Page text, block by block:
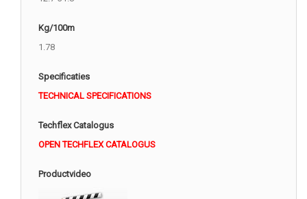
Kg/100m
1.78
Specificaties
TECHNICAL SPECIFICATIONS
Techflex Catalogus
OPEN TECHFLEX CATALOGUS
Productvideo